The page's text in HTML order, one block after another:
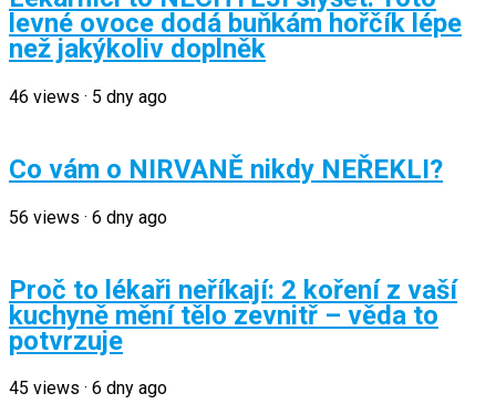
levné ovoce dodá buňkám hořčík lépe
než jakýkoliv doplněk
46 views · 5 dny ago
Co vám o NIRVANĚ nikdy NEŘEKLI?
56 views · 6 dny ago
Proč to lékaři neříkají: 2 koření z vaší
kuchyně mění tělo zevnitř – věda to
potvrzuje
45 views · 6 dny ago